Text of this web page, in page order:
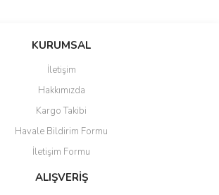
Bu ürüne ilk yorumu siz yapın!
bozuk veya görüntülenemiyor.
eksik bilgiler bulunuyor.
hatalar bulunuyor.
sitelerden daha pahalı.
farklı alternatifler olmalı.
KURUMSAL
İletişim
Hakkımızda
Kargo Takibi
Havale Bildirim Formu
İletişim Formu
ALIŞVERİŞ